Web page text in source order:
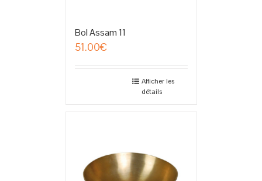
Bol Assam 11
51.00€
Afficher les
détails